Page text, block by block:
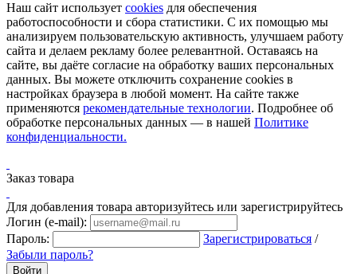
Наш сайт использует cookies для обеспечения
работоспособности и сбора статистики. С их помощью мы
анализируем пользовательскую активность, улучшаем работу
сайта и делаем рекламу более релевантной. Оставаясь на
сайте, вы даёте согласие на обработку ваших персональных
данных. Вы можете отключить сохранение cookies в
настройках браузера в любой момент. На сайте также
применяются рекомендательные технологии. Подробнее об
обработке персональных данных — в нашей Политике
конфиденциальности.
Заказ товара
Для добавления товара авторизуйтесь или зарегистрируйтесь
Логин (e-mail):
Пароль:
Зарегистрироваться /
Забыли пароль?